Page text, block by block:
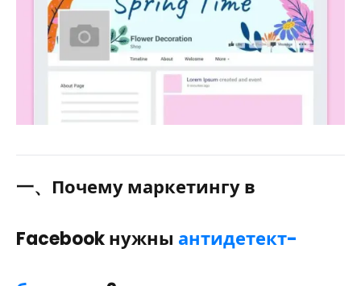
一、Почему маркетингу в
Facebook нужны антидетект-